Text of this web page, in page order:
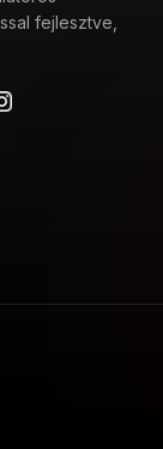
fejlesztve,